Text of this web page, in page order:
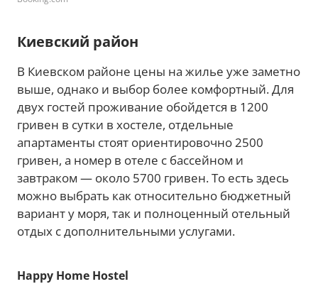
Киевский район
В Киевском районе цены на жилье уже заметно
выше, однако и выбор более комфортный. Для
двух гостей проживание обойдется в 1200
гривен в сутки в хостеле, отдельные
апартаменты стоят ориентировочно 2500
гривен, а номер в отеле с бассейном и
завтраком — около 5700 гривен. То есть здесь
можно выбрать как относительно бюджетный
вариант у моря, так и полноценный отельный
отдых с дополнительными услугами.
Happy Home Hostel